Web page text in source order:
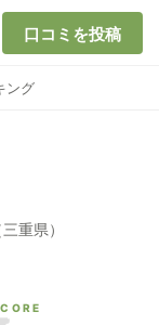
口コミを投稿
ング
三重県）